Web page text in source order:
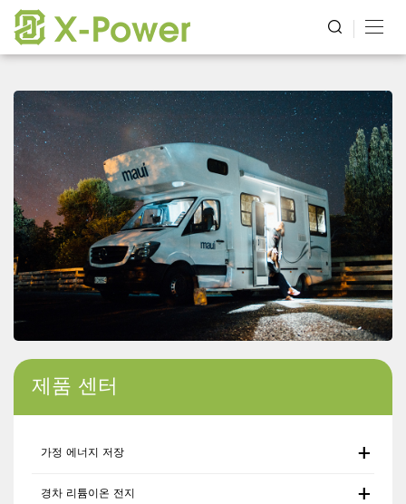
제품 센터
가정 에너지 저장
경차 리튬이온 전지